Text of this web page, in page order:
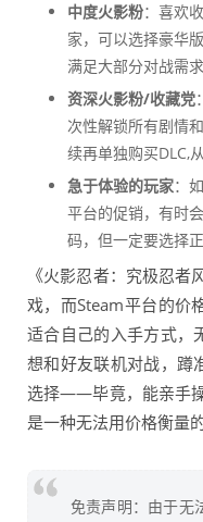
中度火影粉：喜欢
家，可以选择豪华
满足大部分对战需
资深火影粉/收藏党
次性解锁所有剧情
续再单独购买DLC,
急于体验的玩家：
平台的促销，有时
码，但一定要选择
《火影忍者：究极忍者
戏，而Steam平台的价
适合自己的入手方式，
想和好友联机对战，蹲
选择——毕竟，能亲手
是一种无法用价格衡量
免责声明：由于无